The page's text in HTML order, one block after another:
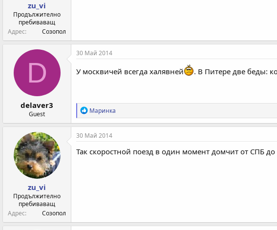
zu_vi
Продължително
пребиваващ
Адрес
Созопол
D
delaver3
Guest
30 Май 2014
У москвичей всегда халявней . В Питере две беды:
Р
е
а
к
и
и
Маринка
zu_vi
Продължително
пребиваващ
Адрес
Созопол
30 Май 2014
Так скоростной поезд в один момент домчит от СПБ